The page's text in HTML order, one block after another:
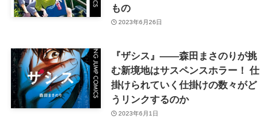
もの
2023年6月26日
『ザシス』――森田まさのりが挑
む新境地はサスペンスホラー！ 仕
掛けられていく仕掛けの数々がど
うリンクするのか
2023年6月1日